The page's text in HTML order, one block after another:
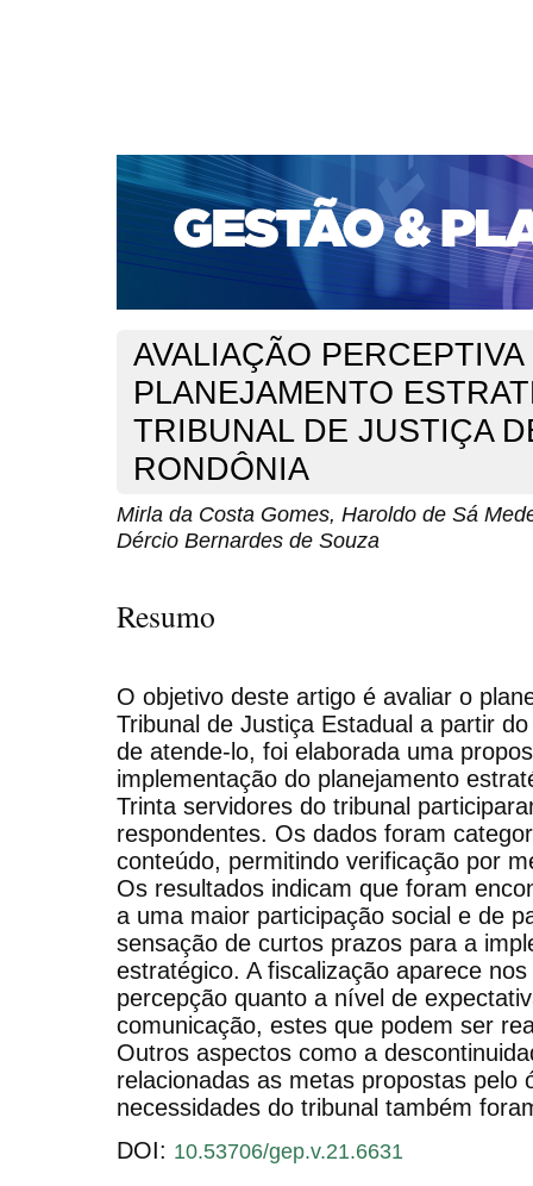
CAPA SOBRE ACESSO CADASTRO
PORTAL DE REVISTAS DA UNIFACS
SUBMISSÕES
PARA SUBMISSÃO DE ARTIGOS
TUTORIAL PARA
Capa v. 22, jan./dez. 2021> da Costa Gomes
AVALIAÇÃO PERCEPTIVA
PLANEJAMENTO
TRIBUNAL DE JUSTIÇA
RONDÔNIA
Mirla da Costa Gomes, Haroldo de Sá
Dércio Bernardes de Souza
Resumo
O objetivo deste artigo é avaliar o
Tribunal de Justiça Estadual a partir
de atende-lo, foi elaborada uma
implementação do planejamento
Trinta servidores do tribunal
respondentes. Os dados foram
conteúdo, permitindo verificação por
Os resultados indicam que foram
a uma maior participação social e de
sensação de curtos prazos para a
estratégico. A fiscalização aparece
percepção quanto a nível de
comunicação, estes que podem ser
Outros aspectos como a
relacionadas as metas propostas pelo
necessidades do tribunal também
DOI: 10.53706/gep.v.21.6631